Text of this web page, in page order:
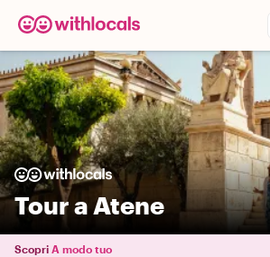
Tour a Atene
Scopri A modo tuo